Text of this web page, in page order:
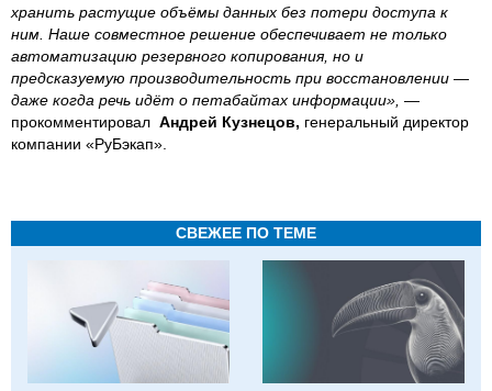
хранить растущие объёмы данных без потери доступа к
ним. Наше совместное решение обеспечивает не только
автоматизацию резервного копирования, но и
предсказуемую производительность при восстановлении —
даже когда речь идёт о петабайтах информации», —
прокомментировал Андрей Кузнецов, генеральный директор
компании «РуБэкап».
СВЕЖЕЕ ПО ТЕМЕ